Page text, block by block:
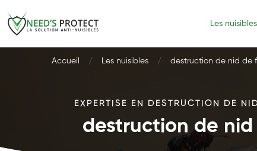
Les nuisibles
Accueil Les nuisibles destruction de nid de
EXPERTISE EN DESTRUCTION DE
destruction de